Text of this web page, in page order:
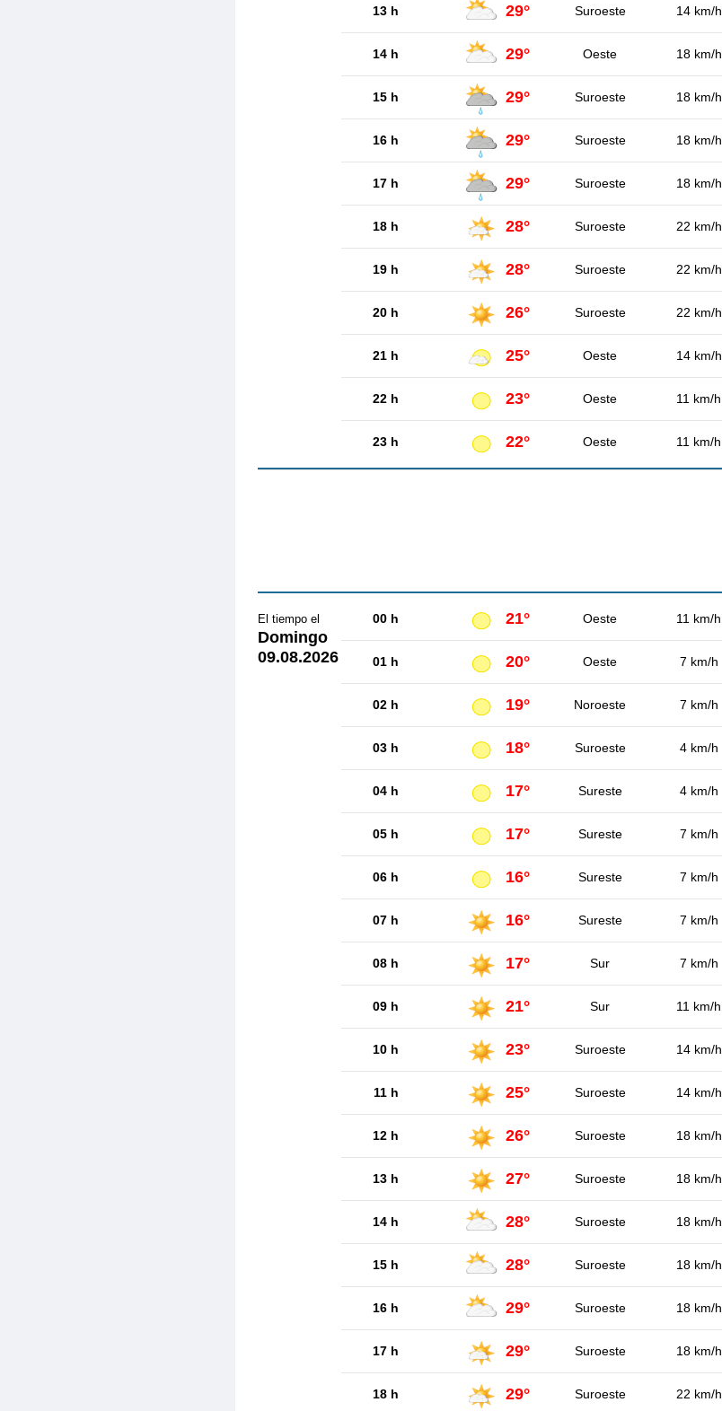
13 h 29° Suroeste 14 km/h
14 h 29° Oeste 18 km/h
15 h 29° Suroeste 18 km/h
16 h 29° Suroeste 18 km/h
17 h 29° Suroeste 18 km/h
18 h 28° Suroeste 22 km/h
19 h 28° Suroeste 22 km/h
20 h 26° Suroeste 22 km/h
21 h 25° Oeste 14 km/h
22 h 23° Oeste 11 km/h
23 h 22° Oeste 11 km/h
El tiempo el
Domingo
09.08.2026
00 h 21° Oeste 11 km/h
01 h 20° Oeste 7 km/h
02 h 19° Noroeste 7 km/h
03 h 18° Suroeste 4 km/h
04 h 17° Sureste 4 km/h
05 h 17° Sureste 7 km/h
06 h 16° Sureste 7 km/h
07 h 16° Sureste 7 km/h
08 h 17° Sur 7 km/h
09 h 21° Sur 11 km/h
10 h 23° Suroeste 14 km/h
11 h 25° Suroeste 14 km/h
12 h 26° Suroeste 18 km/h
13 h 27° Suroeste 18 km/h
14 h 28° Suroeste 18 km/h
15 h 28° Suroeste 18 km/h
16 h 29° Suroeste 18 km/h
17 h 29° Suroeste 18 km/h
18 h 29° Suroeste 22 km/h